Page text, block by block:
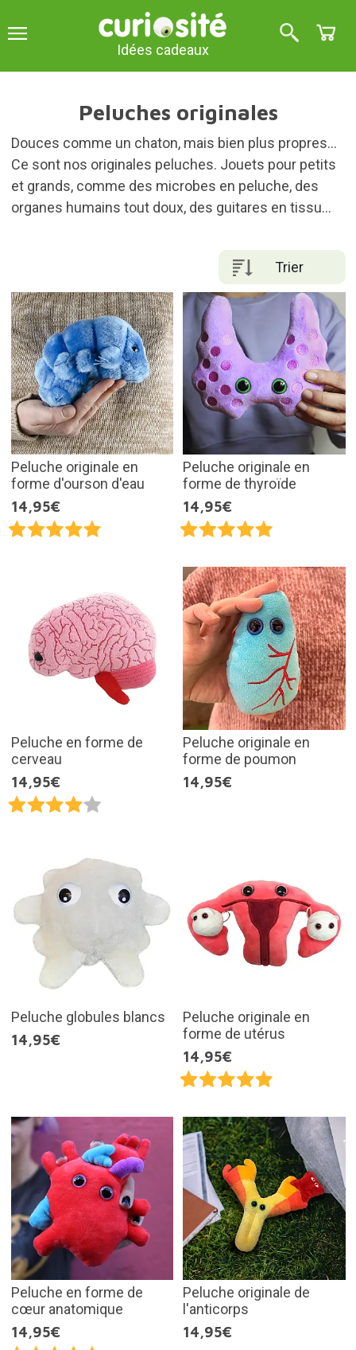
Idées cadeaux
Peluches originales
Douces comme un chaton, mais bien plus propres...
Ce sont nos originales peluches. Jouets pour petits
et grands, comme des microbes en peluche, des
organes humains tout doux, des guitares en tissu...
Trier
Peluche originale en
forme d'ourson d'eau
14,95€
Peluche originale en
forme de thyroïde
14,95€
Peluche en forme de
cerveau
14,95€
Peluche originale en
forme de poumon
14,95€
Peluche globules blancs
14,95€
Peluche originale en
forme de utérus
14,95€
Peluche en forme de
cœur anatomique
14,95€
Peluche originale de
l'anticorps
14,95€